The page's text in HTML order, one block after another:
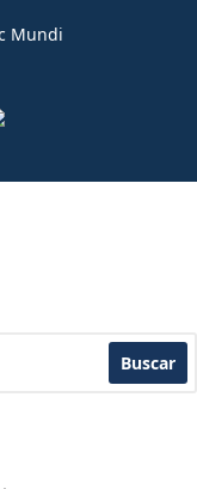
Mundi
Buscar